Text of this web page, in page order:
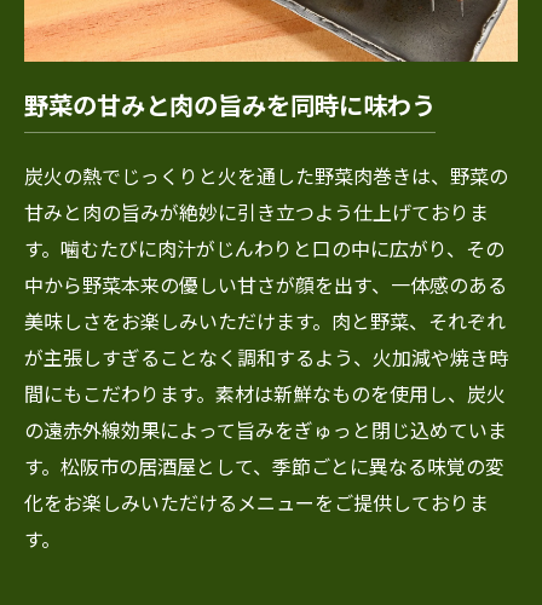
野菜の甘みと肉の旨みを同時に味わう
炭火の熱でじっくりと火を通した野菜肉巻きは、野菜の
甘みと肉の旨みが絶妙に引き立つよう仕上げておりま
す。噛むたびに肉汁がじんわりと口の中に広がり、その
中から野菜本来の優しい甘さが顔を出す、一体感のある
美味しさをお楽しみいただけます。肉と野菜、それぞれ
が主張しすぎることなく調和するよう、火加減や焼き時
間にもこだわります。素材は新鮮なものを使用し、炭火
の遠赤外線効果によって旨みをぎゅっと閉じ込めていま
す。松阪市の居酒屋として、季節ごとに異なる味覚の変
化をお楽しみいただけるメニューをご提供しておりま
す。